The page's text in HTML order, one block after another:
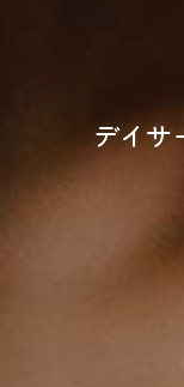
デイサ